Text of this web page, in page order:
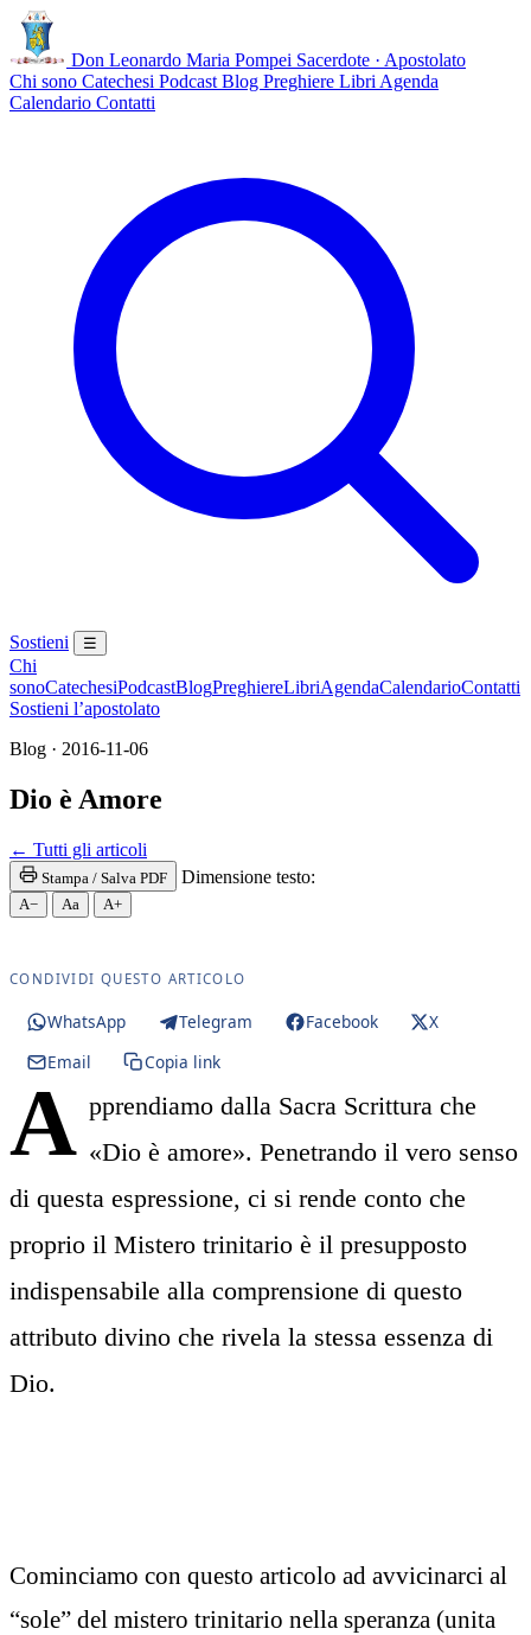
Don Leonardo Maria Pompei Sacerdote · Apostolato
Chi sono Catechesi Podcast Blog Preghiere Libri Agenda
Calendario Contatti
Sostieni ☰
Chi
sonoCatechesiPodcastBlogPreghiereLibriAgendaCalendarioContatti
Sostieni l’apostolato
Blog · 2016-11-06
Dio è Amore
← Tutti gli articoli
Stampa / Salva PDF Dimensione testo:
A− Aa A+
CONDIVIDI QUESTO ARTICOLO
WhatsApp Telegram Facebook
X
Email
Copia link
A pprendiamo dalla Sacra Scrittura che
«Dio è amore». Penetrando il vero senso
di questa espressione, ci si rende conto che
proprio il Mistero trinitario è il presupposto
indispensabile alla comprensione di questo
attributo divino che rivela la stessa essenza di
Dio.
Cominciamo con questo articolo ad avvicinarci al
“sole” del mistero trinitario nella speranza (unita